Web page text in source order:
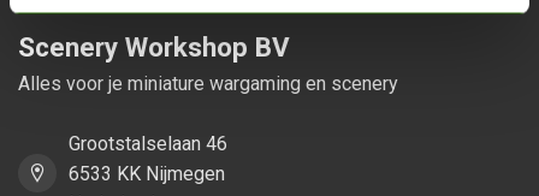
Scenery Workshop BV
Alles voor je miniature wargaming en scenery
Grootstalselaan 46
6533 KK Nijmegen